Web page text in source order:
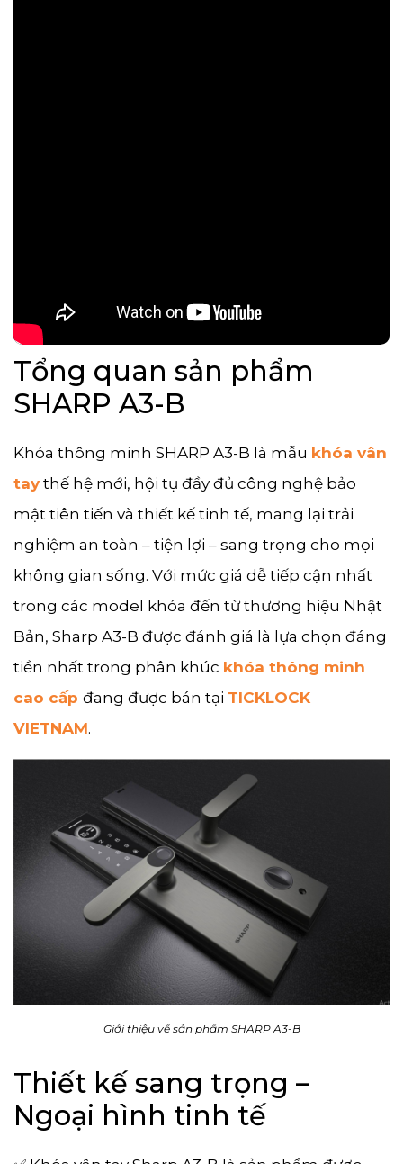
Tổng quan sản phẩm
SHARP A3-B
Khóa thông minh SHARP A3-B là mẫu khóa vân
tay thế hệ mới, hội tụ đầy đủ công nghệ bảo
mật tiên tiến và thiết kế tinh tế, mang lại trải
nghiệm an toàn – tiện lợi – sang trọng cho mọi
không gian sống. Với mức giá dễ tiếp cận nhất
trong các model khóa đến từ thương hiệu Nhật
Bản, Sharp A3-B được đánh giá là lựa chọn đáng
tiền nhất trong phân khúc khóa thông minh
cao cấp đang được bán tại TICKLOCK
VIETNAM.
Giới thiệu về sản phẩm SHARP A3-B
Thiết kế sang trọng –
Ngoại hình tinh tế